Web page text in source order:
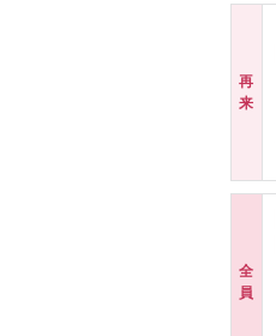
再
来
全
員